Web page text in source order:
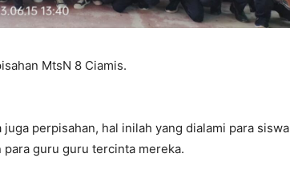
MtsN 8 Ciamis.
perpisahan, hal inilah yang dialami para siswa
guru guru tercinta mereka.